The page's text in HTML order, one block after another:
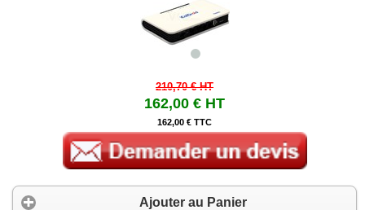
210,70 €HT
162,00 € HT
162,00 € TTC
Ajouter au Panier